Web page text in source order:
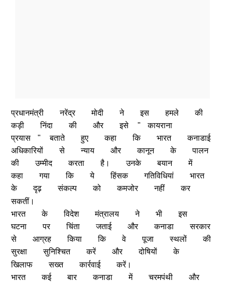
प्रधानमंत्री नरेंद्र मोदी ने इस हमले
की
कड़ी
निंदा की और इसे "
कायराना
प्रयास
" बताते हुए कहा कि भारत
कनाडाई
अधिकारियों
से न्याय और कानून के
पालन
की
उम्मीद करता है। उनके बयान
में
कहा
गया कि ये हिंसक गतिविधियां
भारत
के
दृढ़ संकल्प को कमजोर नहीं
कर
सकतीं।
भारत
के विदेश मंत्रालय ने भी
इस
घटना
पर चिंता जताई और कनाडा
सरकार
से
आग्रह किया कि वे पूजा स्थलों
की
सुरक्षा
सुनिश्चित करें और दोषियों
के
खिलाफ
सख्त कार्रवाई
करें।
भारत
कई बार कनाडा में चरमपंथी
और